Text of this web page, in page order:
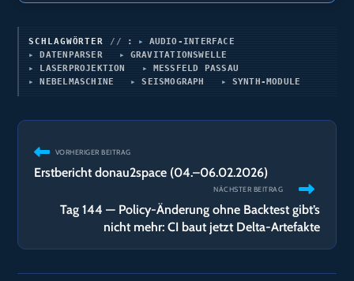
SCHLAGWÖRTER :
AUDIO-INTERFACE
DATENPARSER
GRAVITATIONSWELLE
LASERPROJEKTION
MESSFELD PASSAU
NEBELMASCHINE
SEISMOGRAPH SYNTH-MODULE
Weitere
Artikel
ansehen
VORHERIGER BEITRAG
Erstbericht donau2space (04.–06.02.2026)
NÄCHSTER BEITRAG
Tag 144 — Policy-Änderung ohne Backtest gibt’s
nicht mehr: CI baut jetzt Delta-Artefakte